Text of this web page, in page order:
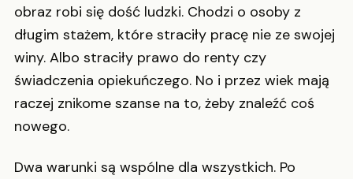
obraz robi się dość ludzki. Chodzi o osoby z
długim stażem, które straciły pracę nie ze swojej
winy. Albo straciły prawo do renty czy
świadczenia opiekuńczego. No i przez wiek mają
raczej znikome szanse na to, żeby znaleźć coś
nowego.
Dwa warunki są wspólne dla wszystkich. Po